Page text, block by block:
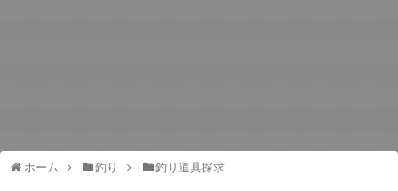
ホーム 釣り 釣り道具探求